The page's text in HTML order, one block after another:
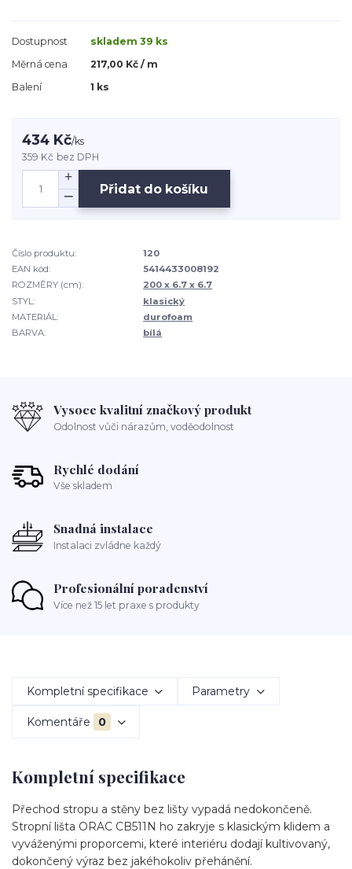
Dostupnost
skladem 39 ks
Měrná cena
217,00 Kč / m
Balení
1 ks
434 Kč/ks
359 Kč bez DPH
Přidat do košíku
Číslo produktu:
120
EAN kód:
5414433008192
ROZMĚRY (cm):
200 x 6.7 x 6.7
STYL:
klasický
MATERIÁL:
durofoam
BARVA:
bílá
Vysoce kvalitní značkový produkt
Odolnost vůči nárazům, voděodolnost
Rychlé dodání
Vše skladem
Snadná instalace
Instalaci zvládne každý
Profesionální poradenství
Více než 15 let praxe s produkty
Kompletní specifikace Parametry
Komentáře 0
Kompletní specifikace
Přechod stropu a stěny bez lišty vypadá nedokončeně.
Stropní lišta ORAC CB511N ho zakryje s klasickým klidem a
vyváženými proporcemi, které interiéru dodají kultivovaný,
dokončený výraz bez jakéhokoliv přehánění.